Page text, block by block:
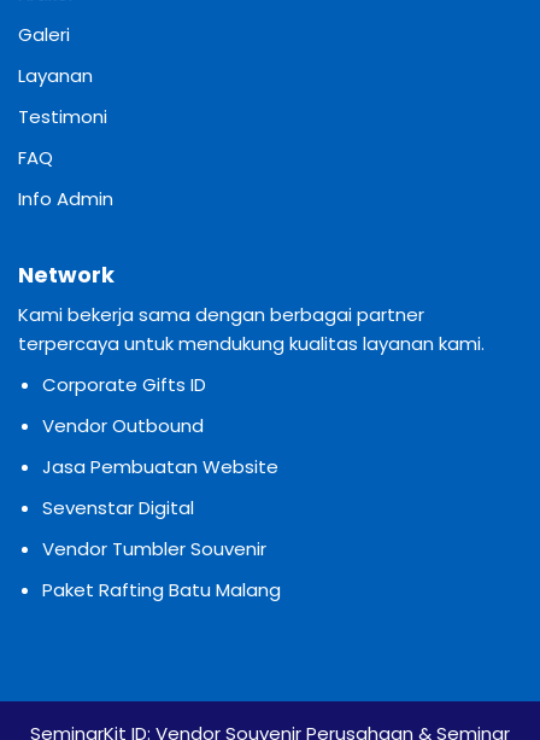
Galeri
Layanan
Testimoni
FAQ
Info Admin
Network
Kami bekerja sama dengan berbagai partner
terpercaya untuk mendukung kualitas layanan kami.
Corporate Gifts ID
Vendor Outbound
Jasa Pembuatan Website
Sevenstar Digital
Vendor Tumbler Souvenir
Paket Rafting Batu Malang
SeminarKit ID: Vendor Souvenir Perusahaan & Seminar